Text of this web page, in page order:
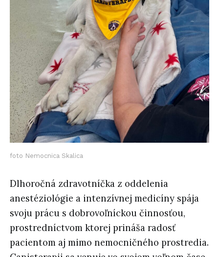
foto Nemocnica Skalica
Dlhoročná zdravotníčka z oddelenia
anestéziológie a intenzívnej medicíny spája
svoju prácu s dobrovoľníckou činnosťou,
prostredníctvom ktorej prináša radosť
pacientom aj mimo nemocničného prostredia.